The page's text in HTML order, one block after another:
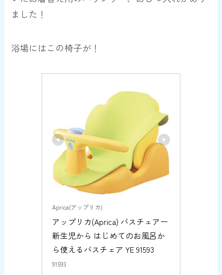
ました！
浴場にはこの椅子が！
Aprica(アップリカ)
アップリカ(Aprica) バスチェアー
新生児から はじめてのお風呂か
ら使えるバスチェア YE 91593
91593